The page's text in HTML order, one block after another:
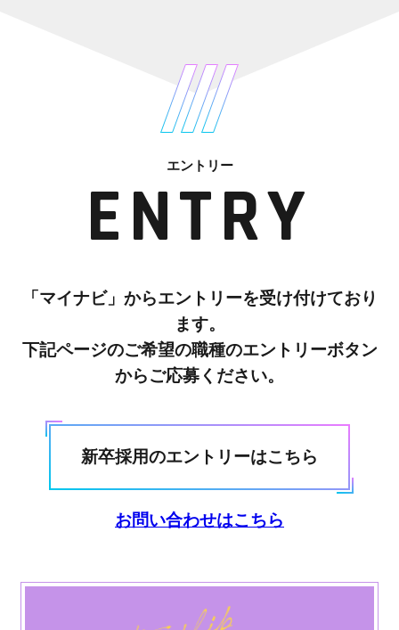
エントリー
ENTRY
「マイナビ」からエントリーを受け付けており
ます。
下記ページのご希望の職種のエントリーボタン
からご応募ください。
新卒採用のエントリーはこちら
お問い合わせはこちら